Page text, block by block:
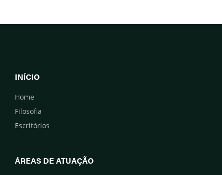
INÍCIO
Home
Filosofia
Escritórios
ÁREAS DE ATUAÇÃO